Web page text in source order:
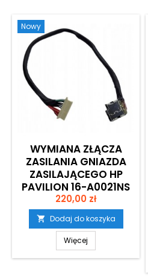
Nowy
WYMIANA ZŁĄCZA
ZASILANIA GNIAZDA
ZASILAJĄCEGO HP
PAVILION 16-A0021NS
Cena
220,00 zł
 Dodaj do koszyka
Więcej